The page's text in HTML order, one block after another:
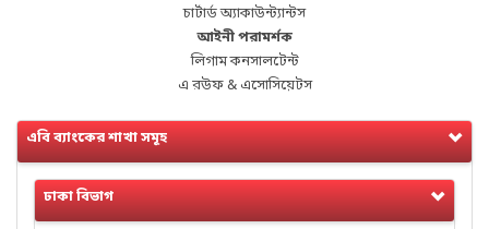
চার্টার্ড অ্যাকাউন্ট্যান্টস
আইনী পরামর্শক
লিগাম কনসালটেন্ট
এ রউফ & এসোসিয়েটস
এবি ব্যাংকের শাখা সমূহ
ঢাকা বিভাগ